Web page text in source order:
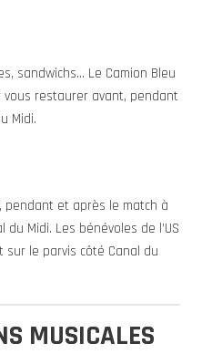
sandwichs… Le Camion Bleu
restaurer avant, pendant
Midi.
pendant et après le match à
Midi. Les bénévoles de l’US
sur le parvis côté Canal du
MUSICALES